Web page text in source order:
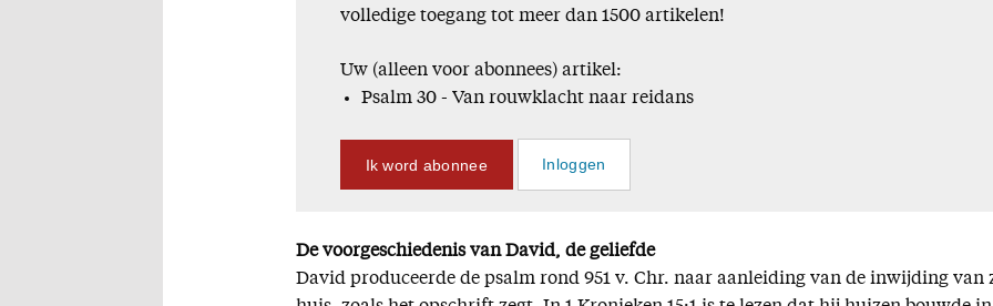
volledige toegang tot meer dan 1500 artikelen!
Uw (alleen voor abonnees) artikel:
Psalm 30 - Van rouwklacht naar reidans
Ik word abonnee Inloggen
De voorgeschiedenis van David, de geliefde
David produceerde de psalm rond 951 v. Chr. naar aanleiding van de inwijding van